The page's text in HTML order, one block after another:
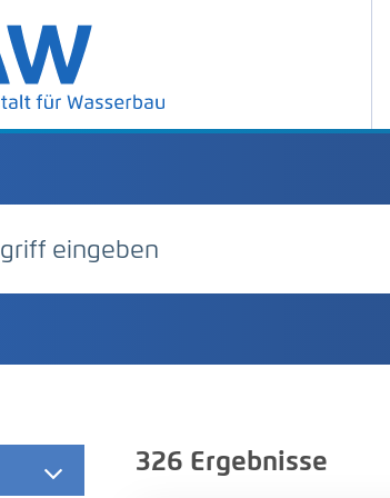
326 Ergebnisse